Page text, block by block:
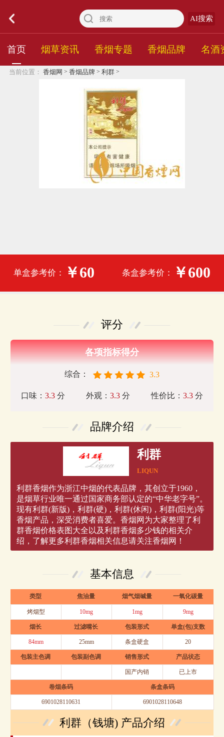
AI搜索
首页 烟草资讯 香烟专题 香烟品牌 名酒
当前位置： 香烟网 > 香烟品牌 > 利群 >
单盒参考价： ￥60 条盒参考价： ￥600
评分
各项指标得分
综合： 3.3
口味： 3.3分 外观： 3.3 分 性价比：3.3 分
品牌介绍
利群
LIQUN
利群香烟作为浙江中烟的代表品牌，其创立于1960，
是烟草行业唯一通过国家商务部认定的“中华老字号”。
现有利群(新版)，利群(硬)，利群(休闲)，利群(阳光)等
香烟产品，深受消费者喜爱。香烟网为大家整理了利
群香烟价格表图大全以及利群香烟多少钱的相关介
绍，了解更多利群香烟相关信息请关注香烟网！
基本信息
类型 焦油量 烟气烟碱量 一氧化碳量
烤烟型 10mg 1mg 9mg
烟长 过滤嘴长 包装形式 单盒(包)支数
84mm 25mm 条盒硬盒 20
包装主色调 包装副色调 销售形式 产品状态
国产内销 已上市
卷烟条码 条盒条码
6901028110631 6901028110648
利群（钱塘) 产品介绍